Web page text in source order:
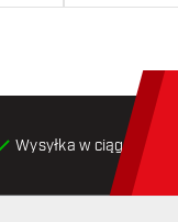
Wysyłka w ciągu 24